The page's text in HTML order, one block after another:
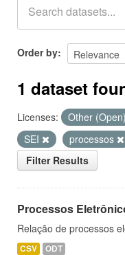
Groups
About
Order by
1 dataset
Licenses: Other (Open)
SEI
processos
Filter Results
Processos
Relação de processos
CSV ODT